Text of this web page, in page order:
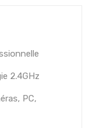
2.4GHz
PC,